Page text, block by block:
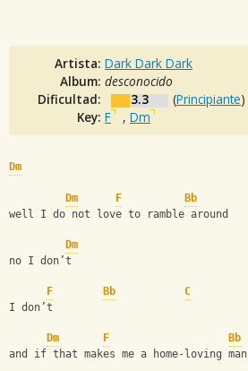
Artista: Dark Dark Dark
Album: desconocido
Dificultad:
3.3 (Principiante)
Key: F , Dm
Dm
Dm F Bb
well I do not love to ramble around
Dm
no I don’t
F Bb
C
I don’t
Dm F Bb
and if that makes me a home-loving man